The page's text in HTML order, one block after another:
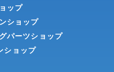
ップ
ショップ
パーツショップ
ショップ